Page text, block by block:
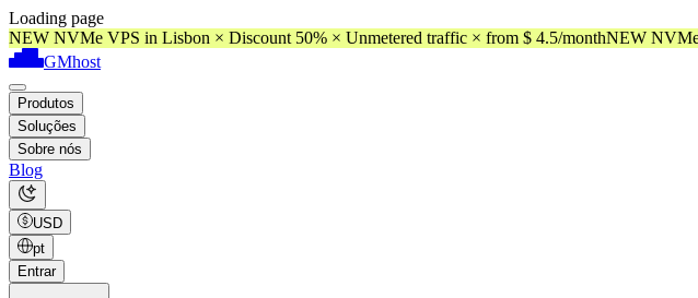
Loading page
NEW NVMe VPS in Lisbon × Discount 50% × Unmetered traffic × from $ 4.5/monthNEW
GMhost
Produtos
Soluções
Sobre nós
Blog
USD
pt
Entrar